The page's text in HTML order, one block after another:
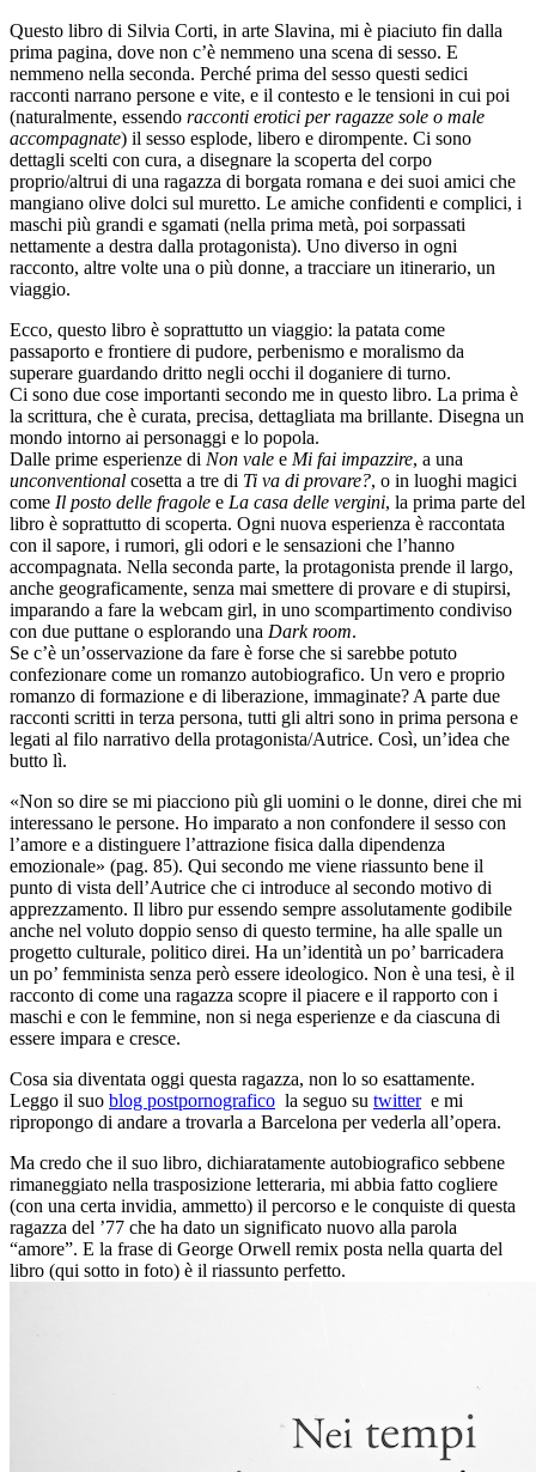
Questo libro di Silvia Corti, in arte Slavina, mi è piaciuto fin dalla
prima pagina, dove non c’è nemmeno una scena di sesso. E
nemmeno nella seconda. Perché prima del sesso questi sedici
racconti narrano persone e vite, e il contesto e le tensioni in cui poi
(naturalmente, essendo racconti erotici per ragazze sole o male
accompagnate) il sesso esplode, libero e dirompente. Ci sono
dettagli scelti con cura, a disegnare la scoperta del corpo
proprio/altrui di una ragazza di borgata romana e dei suoi amici che
mangiano olive dolci sul muretto. Le amiche confidenti e complici, i
maschi più grandi e sgamati (nella prima metà, poi sorpassati
nettamente a destra dalla protagonista). Uno diverso in ogni
racconto, altre volte una o più donne, a tracciare un itinerario, un
viaggio.
Ecco, questo libro è soprattutto un viaggio: la patata come
passaporto e frontiere di pudore, perbenismo e moralismo da
superare guardando dritto negli occhi il doganiere di turno.
Ci sono due cose importanti secondo me in questo libro. La prima è
la scrittura, che è curata, precisa, dettagliata ma brillante. Disegna un
mondo intorno ai personaggi e lo popola.
Dalle prime esperienze di Non vale e Mi fai impazzire, a una
unconventional cosetta a tre di Ti va di provare?, o in luoghi magici
come Il posto delle fragole e La casa delle vergini, la prima parte del
libro è soprattutto di scoperta. Ogni nuova esperienza è raccontata
con il sapore, i rumori, gli odori e le sensazioni che l’hanno
accompagnata. Nella seconda parte, la protagonista prende il largo,
anche geograficamente, senza mai smettere di provare e di stupirsi,
imparando a fare la webcam girl, in uno scompartimento condiviso
con due puttane o esplorando una Dark room.
Se c’è un’osservazione da fare è forse che si sarebbe potuto
confezionare come un romanzo autobiografico. Un vero e proprio
romanzo di formazione e di liberazione, immaginate? A parte due
racconti scritti in terza persona, tutti gli altri sono in prima persona e
legati al filo narrativo della protagonista/Autrice. Così, un’idea che
butto lì.
«Non so dire se mi piacciono più gli uomini o le donne, direi che mi
interessano le persone. Ho imparato a non confondere il sesso con
l’amore e a distinguere l’attrazione fisica dalla dipendenza
emozionale» (pag. 85). Qui secondo me viene riassunto bene il
punto di vista dell’Autrice che ci introduce al secondo motivo di
apprezzamento. Il libro pur essendo sempre assolutamente godibile
anche nel voluto doppio senso di questo termine, ha alle spalle un
progetto culturale, politico direi. Ha un’identità un po’ barricadera
un po’ femminista senza però essere ideologico. Non è una tesi, è il
racconto di come una ragazza scopre il piacere e il rapporto con i
maschi e con le femmine, non si nega esperienze e da ciascuna di
essere impara e cresce.
Cosa sia diventata oggi questa ragazza, non lo so esattamente.
Leggo il suo blog postpornografico la seguo su twittere mi
ripropongo di andare a trovarla a Barcelona per vederla all’opera.
Ma credo che il suo libro, dichiaratamente autobiografico sebbene
rimaneggiato nella trasposizione letteraria, mi abbia fatto cogliere
(con una certa invidia, ammetto) il percorso e le conquiste di questa
ragazza del ’77 che ha dato un significato nuovo alla parola
“amore”. E la frase di George Orwell remix posta nella quarta del
libro (qui sotto in foto) è il riassunto perfetto.